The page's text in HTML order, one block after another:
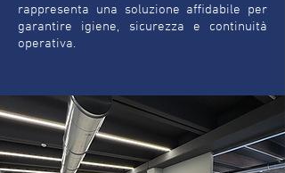
rappresenta una soluzione affidabile per
garantire igiene, sicurezza e continuità
operativa.